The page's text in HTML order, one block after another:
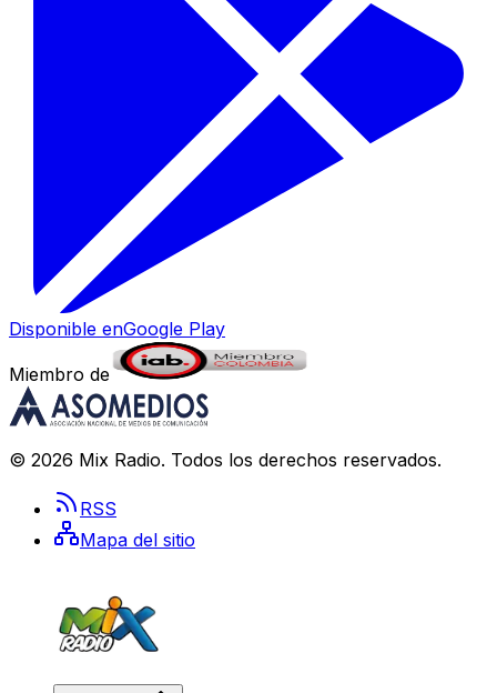
Disponible enGoogle Play
Miembro de
© 2026 Mix Radio. Todos los derechos reservados.
RSS
Mapa del sitio